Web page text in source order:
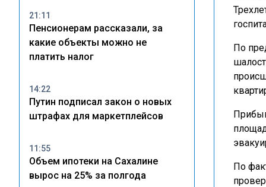
21:11
Пенсионерам рассказали, за
какие объекты можно не
платить налог
14:22
Путин подписал закон о новых
штрафах для маркетплейсов
11:55
Объем ипотеки на Сахалине
вырос на 25% за полгода
По
По